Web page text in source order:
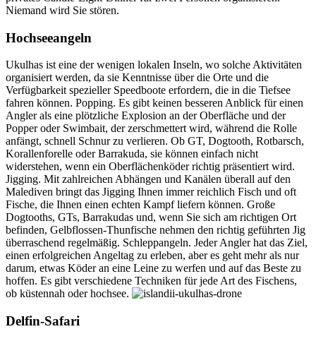
Niemand wird Sie stören.
Hochseeangeln
Ukulhas ist eine der wenigen lokalen Inseln, wo solche Aktivitäten
organisiert werden, da sie Kenntnisse über die Orte und die
Verfügbarkeit spezieller Speedboote erfordern, die in die Tiefsee
fahren können. Popping. Es gibt keinen besseren Anblick für einen
Angler als eine plötzliche Explosion an der Oberfläche und der
Popper oder Swimbait, der zerschmettert wird, während die Rolle
anfängt, schnell Schnur zu verlieren. Ob GT, Dogtooth, Rotbarsch,
Korallenforelle oder Barrakuda, sie können einfach nicht
widerstehen, wenn ein Oberflächenköder richtig präsentiert wird.
Jigging. Mit zahlreichen Abhängen und Kanälen überall auf den
Malediven bringt das Jigging Ihnen immer reichlich Fisch und oft
Fische, die Ihnen einen echten Kampf liefern können. Große
Dogtooths, GTs, Barrakudas und, wenn Sie sich am richtigen Ort
befinden, Gelbflossen-Thunfische nehmen den richtig geführten Jig
überraschend regelmäßig. Schleppangeln. Jeder Angler hat das Ziel,
einen erfolgreichen Angeltag zu erleben, aber es geht mehr als nur
darum, etwas Köder an eine Leine zu werfen und auf das Beste zu
hoffen. Es gibt verschiedene Techniken für jede Art des Fischens,
ob küstennah oder hochsee.
Delfin-Safari